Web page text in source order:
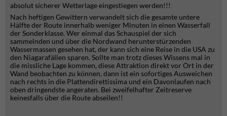
absolut sicherer Wetterlage eingestiegen werden!!!
Nach heftigen Gewittern verwandelt sich die gesamte untere
Hälfte der Route innerhalb weniger Minuten in einen Wasserfall
der Sonderklasse. Wer einmal das Schauspiel der sich
sammelnden und über die Nordwand herunterstürzenden
Wassermassen gesehen hat, der kann sich eine Reise in die USA zu
den Niagarafällen sparen. Sollte man trotz dieses Wissens mal in
die missliche Lage kommen, diese Attraktion direkt vor Ort in der
Wand beobachten zu können, dann ist ein sofortiges Ausweichen
nach rechts in die Plattendirettissima und ein Davonlaufen nach
oben dringendste angeraten. Bei zweifelhafter Zeitreserve
keinesfalls über die Route abseilen!!